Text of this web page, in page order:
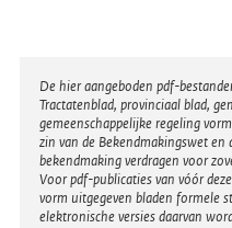
Disclaimer
De hier aangeboden pdf-
Tractatenblad, provinciaal blad,
gemeenschappelijke regeling
zin van de Bekendmakingswet
bekendmaking verdragen voor
Voor pdf-publicaties van vóór
vorm uitgegeven bladen formele
elektronische versies daarvan